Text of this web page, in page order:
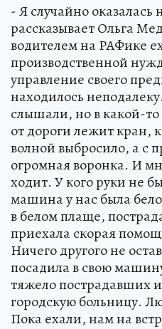
- Я случайно оказалась
рассказывает Ольга
водителем на РАФике
производственной
управление своего
находилось
слышали, но в какой-
от дороги лежит кран,
волной выбросило, а с
огромная воронка. И
ходит. У кого руки не
машина у нас была
в белом плаще,
приехала скорая
Ничего другого не
посадила в свою
тяжело пострадавших
городскую больницу.
Пока ехали, нам на